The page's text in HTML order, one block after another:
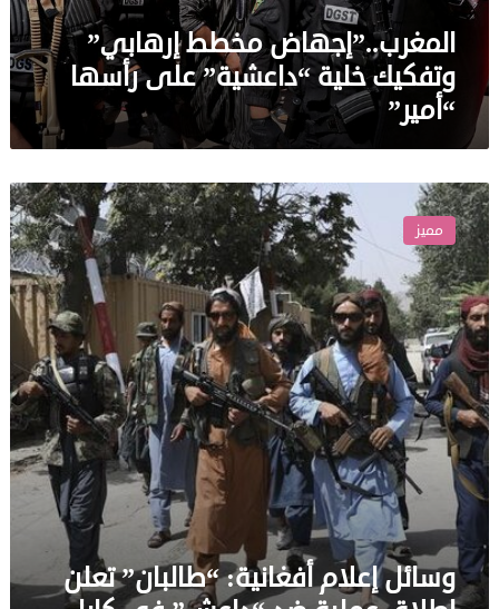
“أمير”
المغرب..”إجهاض مخطط إرهابي”
وتفكيك خلية “داعشية” على رأسها
“أمير”
وسائل
إعلام
أفغانية:
“طالبان”
تعلن
إطلاق
عملية
ضد
“داعش”
في
كابل
ونكنرهار
مميز
وسائل إعلام أفغانية: “طالبان” تعلن